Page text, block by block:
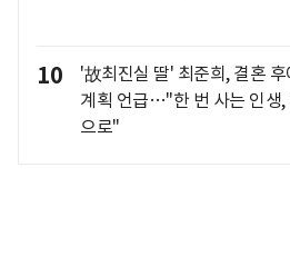
10
'故최진실 딸' 최준희, 결혼 후
계획 언급…"한 번 사는 인생,
으로"